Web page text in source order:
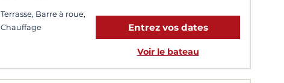
Terrasse, Barre à roue,
Chauffage
Entrez vos dates
Voir le bateau